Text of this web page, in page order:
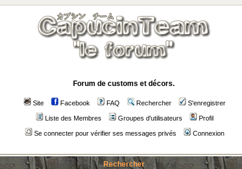
Forum de customs et décors.
Site Facebook FAQ Rechercher S'enregistrer
Liste des Membres Groupes d'utilisateurs Profil
Se connecter pour vérifier ses messages privés
Connexion
Rechercher